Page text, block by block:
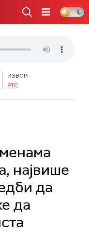
ИЗВОР:
РТС
највише
да
да